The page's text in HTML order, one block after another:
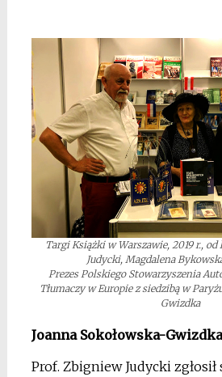
Targi Książki w Warszawie, 2019 r.,
Judycki, Magdalena
Prezes Polskiego Stowarzyszenia
Tłumaczy w Europie z siedzibą w
Gwizdka
Joanna Sokołowska-Gwizdka
Prof. Zbigniew Judycki zgłosił